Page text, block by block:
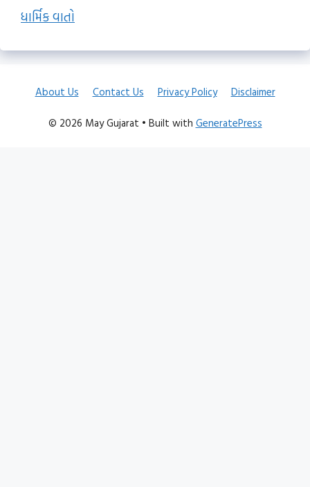
ધાર્મિક વાતો
About Us Contact Us Privacy Policy
Disclaimer
© 2026 May Gujarat • Built with GeneratePress